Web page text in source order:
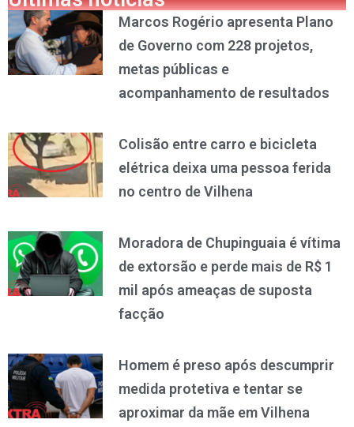
Marcos Rogério apresenta Plano
de Governo com 228 projetos,
metas públicas e
acompanhamento de resultados
Colisão entre carro e bicicleta
elétrica deixa uma pessoa ferida
no centro de Vilhena
Moradora de Chupinguaia é vítima
de extorsão e perde mais de R$ 1
mil após ameaças de suposta
facção
Homem é preso após descumprir
medida protetiva e tentar se
aproximar da mãe em Vilhena